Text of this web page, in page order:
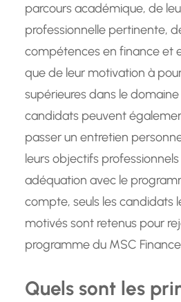
parcours académique, de
professionnelle pertinente,
compétences en finance et
que de leur motivation à
supérieures dans le domaine
candidats peuvent
passer un entretien
leurs objectifs
adéquation avec le
compte, seuls les candidats
motivés sont retenus pour
programme du MSC Finance
Quels sont les